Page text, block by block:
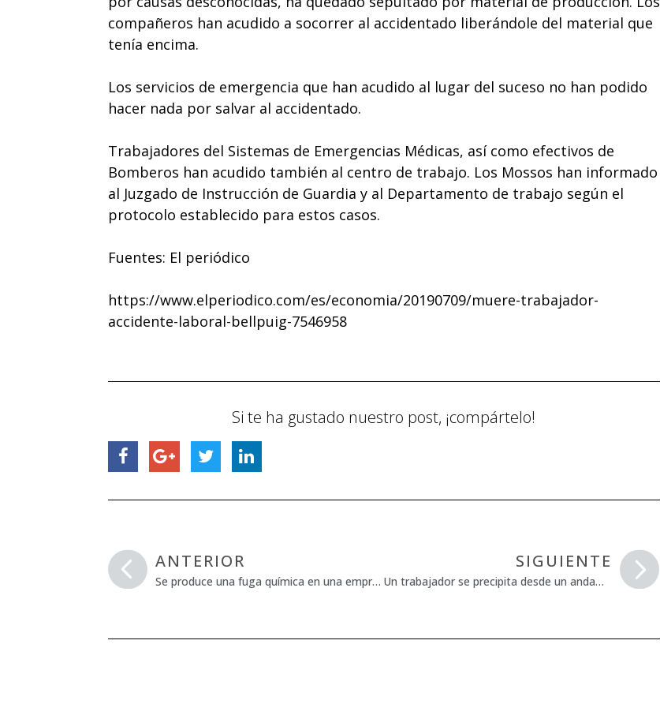
compañeros han acudido a socorrer al accidentado liberándole del material que
tenía encima.
Los servicios de emergencia que han acudido al lugar del suceso no han podido
hacer nada por salvar al accidentado.
Trabajadores del Sistemas de Emergencias Médicas, así como efectivos de
Bomberos han acudido también al centro de trabajo. Los Mossos han informado
al Juzgado de Instrucción de Guardia y al Departamento de trabajo según el
protocolo establecido para estos casos.
Fuentes: El periódico
https://www.elperiodico.com/es/economia/20190709/muere-trabajador-
accidente-laboral-bellpuig-7546958
Si te ha gustado nuestro post, ¡compártelo!
ANTERIOR
Se produce una fuga química en una empresa de Castellbisbal (Barcelona)
SIGUIENTE
Un trabajador se precipita desde un andamio en Pozo Alcón (Jaén)